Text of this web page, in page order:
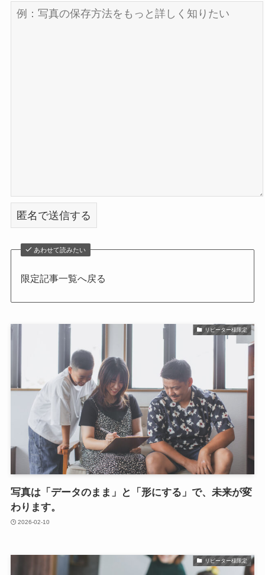
あわせて読みたい
限定記事一覧へ戻る
リピーター様限定
写真は「データのまま」と「形にする」で、未来が変
わります。
2026-02-10
リピーター様限定